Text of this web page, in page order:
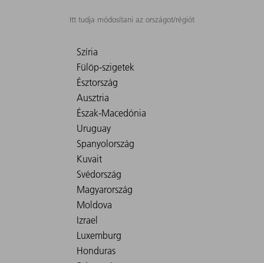
Itt tudja módosítani az országot/régiót